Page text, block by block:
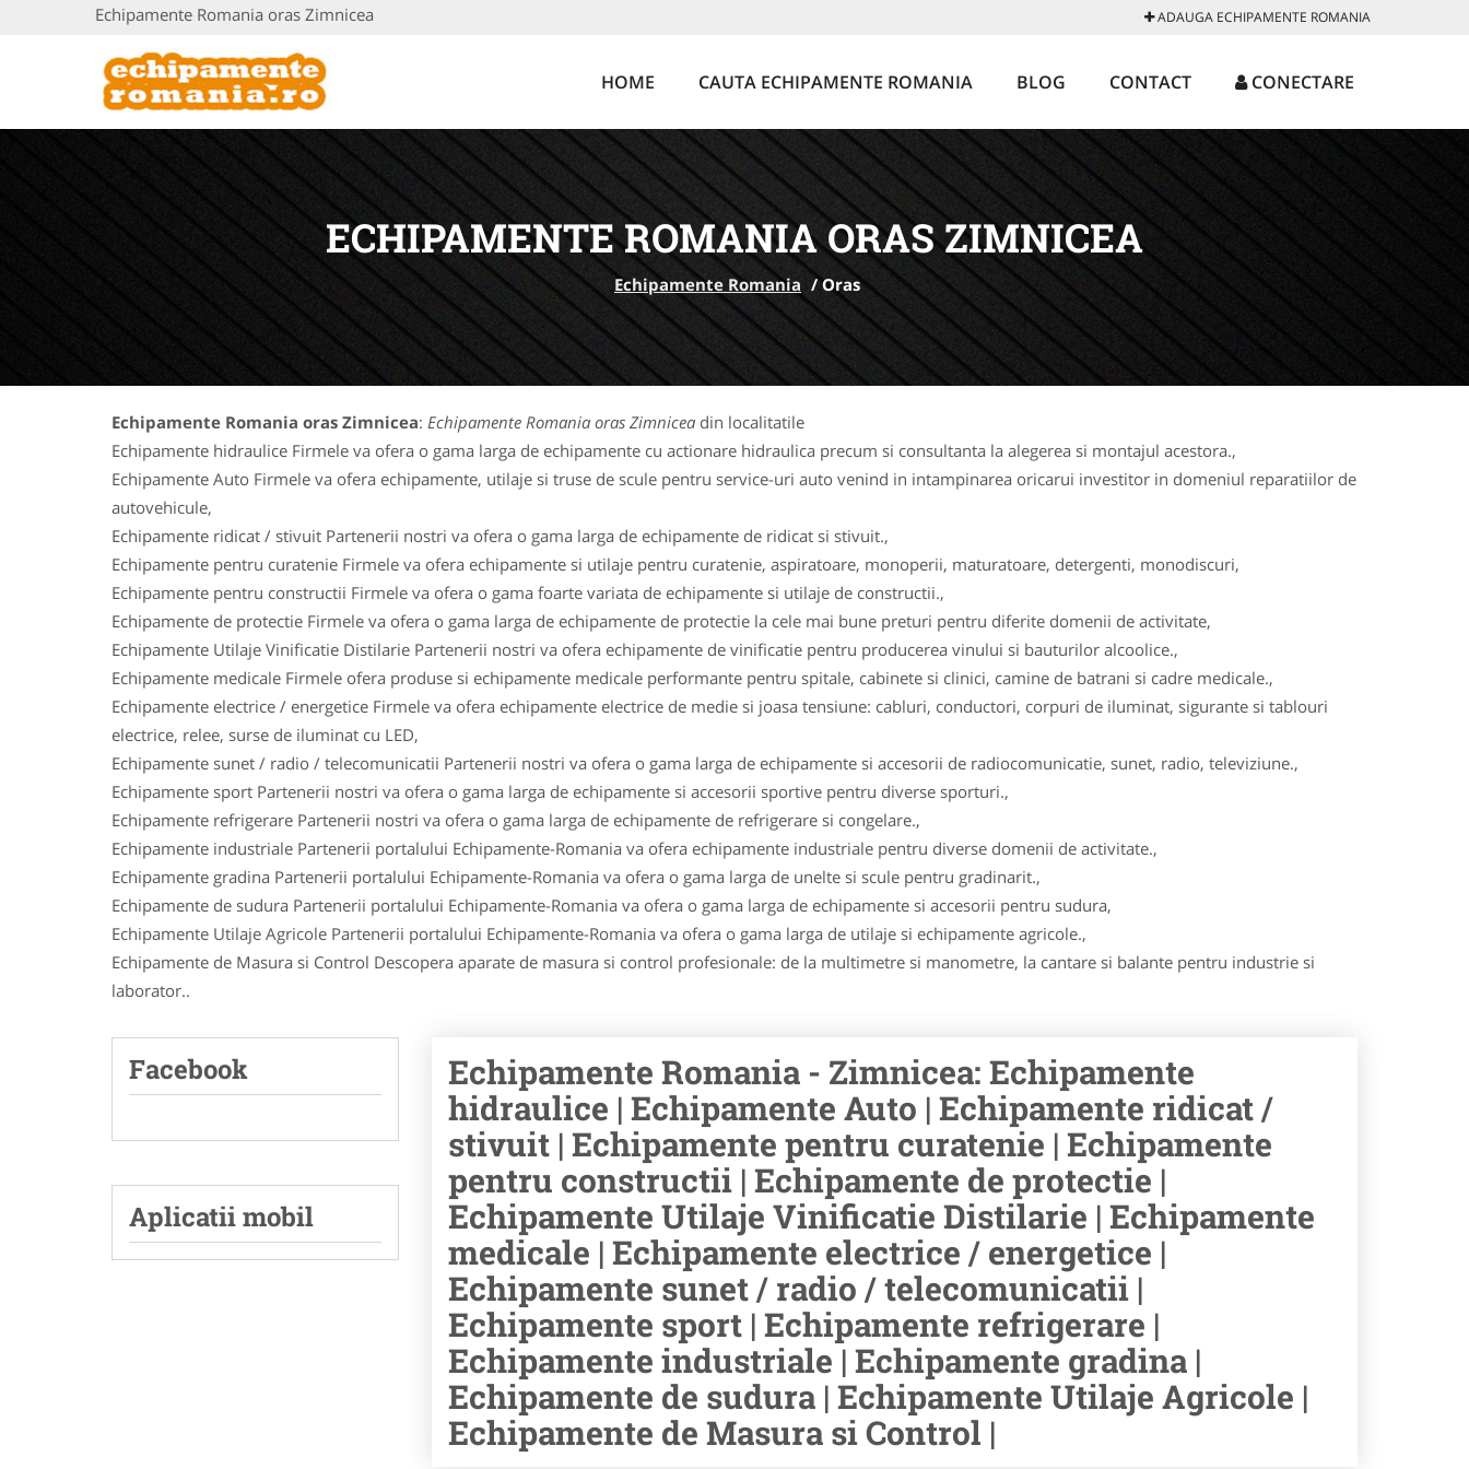
Echipamente Romania oras Zimnicea ADAUGA ECHIPAMENTE ROMANIA
HOME CAUTA ECHIPAMENTE ROMANIA BLOG CONTACT CONECTARE
ECHIPAMENTE ROMANIA ORAS ZIMNICEA
Echipamente Romania /Oras
Echipamente Romania oras Zimnicea: Echipamente Romania oras Zimnicea din localitatile
Echipamente hidraulice Firmele va ofera o gama larga de echipamente cu actionare hidraulica precum si consultanta la alegerea si montajul acestora.,
Echipamente Auto Firmele va ofera echipamente, utilaje si truse de scule pentru service-uri auto venind in intampinarea oricarui investitor in domeniul reparatiilor de
autovehicule,
Echipamente ridicat / stivuit Partenerii nostri va ofera o gama larga de echipamente de ridicat si stivuit.,
Echipamente pentru curatenie Firmele va ofera echipamente si utilaje pentru curatenie, aspiratoare, monoperii, maturatoare, detergenti, monodiscuri,
Echipamente pentru constructii Firmele va ofera o gama foarte variata de echipamente si utilaje de constructii.,
Echipamente de protectie Firmele va ofera o gama larga de echipamente de protectie la cele mai bune preturi pentru diferite domenii de activitate,
Echipamente Utilaje Vinificatie Distilarie Partenerii nostri va ofera echipamente de vinificatie pentru producerea vinului si bauturilor alcoolice.,
Echipamente medicale Firmele ofera produse si echipamente medicale performante pentru spitale, cabinete si clinici, camine de batrani si cadre medicale.,
Echipamente electrice / energetice Firmele va ofera echipamente electrice de medie si joasa tensiune: cabluri, conductori, corpuri de iluminat, sigurante si tablouri
electrice, relee, surse de iluminat cu LED,
Echipamente sunet / radio / telecomunicatii Partenerii nostri va ofera o gama larga de echipamente si accesorii de radiocomunicatie, sunet, radio, televiziune.,
Echipamente sport Partenerii nostri va ofera o gama larga de echipamente si accesorii sportive pentru diverse sporturi.,
Echipamente refrigerare Partenerii nostri va ofera o gama larga de echipamente de refrigerare si congelare.,
Echipamente industriale Partenerii portalului Echipamente-Romania va ofera echipamente industriale pentru diverse domenii de activitate.,
Echipamente gradina Partenerii portalului Echipamente-Romania va ofera o gama larga de unelte si scule pentru gradinarit.,
Echipamente de sudura Partenerii portalului Echipamente-Romania va ofera o gama larga de echipamente si accesorii pentru sudura,
Echipamente Utilaje Agricole Partenerii portalului Echipamente-Romania va ofera o gama larga de utilaje si echipamente agricole.,
Echipamente de Masura si Control Descopera aparate de masura si control profesionale: de la multimetre si manometre, la cantare si balante pentru industrie si
laborator..
Facebook
Aplicatii mobil
Echipamente Romania - Zimnicea: Echipamente
hidraulice | Echipamente Auto | Echipamente ridicat /
stivuit | Echipamente pentru curatenie | Echipamente
pentru constructii | Echipamente de protectie |
Echipamente Utilaje Vinificatie Distilarie | Echipamente
medicale | Echipamente electrice / energetice |
Echipamente sunet / radio / telecomunicatii |
Echipamente sport | Echipamente refrigerare |
Echipamente industriale | Echipamente gradina |
Echipamente de sudura | Echipamente Utilaje Agricole |
Echipamente de Masura si Control |